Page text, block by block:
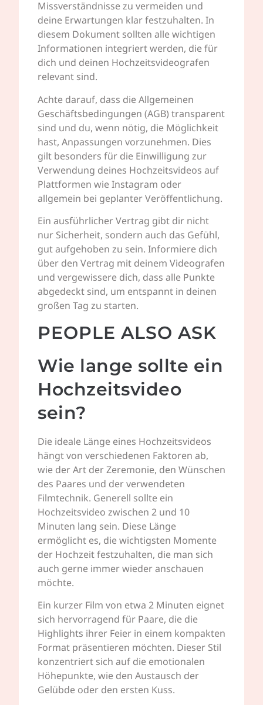
Missverständnisse zu vermeiden und
deine Erwartungen klar festzuhalten. In
diesem Dokument sollten alle wichtigen
Informationen integriert werden, die für
dich und deinen Hochzeitsvideografen
relevant sind.
Achte darauf, dass die Allgemeinen
Geschäftsbedingungen (AGB) transparent
sind und du, wenn nötig, die Möglichkeit
hast, Anpassungen vorzunehmen. Dies
gilt besonders für die Einwilligung zur
Verwendung deines Hochzeitsvideos auf
Plattformen wie Instagram oder
allgemein bei geplanter Veröffentlichung.
Ein ausführlicher Vertrag gibt dir nicht
nur Sicherheit, sondern auch das Gefühl,
gut aufgehoben zu sein. Informiere dich
über den Vertrag mit deinem Videografen
und vergewissere dich, dass alle Punkte
abgedeckt sind, um entspannt in deinen
großen Tag zu starten.
PEOPLE ALSO ASK
Wie lange sollte ein
Hochzeitsvideo
sein?
Die ideale Länge eines Hochzeitsvideos
hängt von verschiedenen Faktoren ab,
wie der Art der Zeremonie, den Wünschen
des Paares und der verwendeten
Filmtechnik. Generell sollte ein
Hochzeitsvideo zwischen 2 und 10
Minuten lang sein. Diese Länge
ermöglicht es, die wichtigsten Momente
der Hochzeit festzuhalten, die man sich
auch gerne immer wieder anschauen
möchte.
Ein kurzer Film von etwa 2 Minuten eignet
sich hervorragend für Paare, die die
Highlights ihrer Feier in einem kompakten
Format präsentieren möchten. Dieser Stil
konzentriert sich auf die emotionalen
Höhepunkte, wie den Austausch der
Gelübde oder den ersten Kuss.